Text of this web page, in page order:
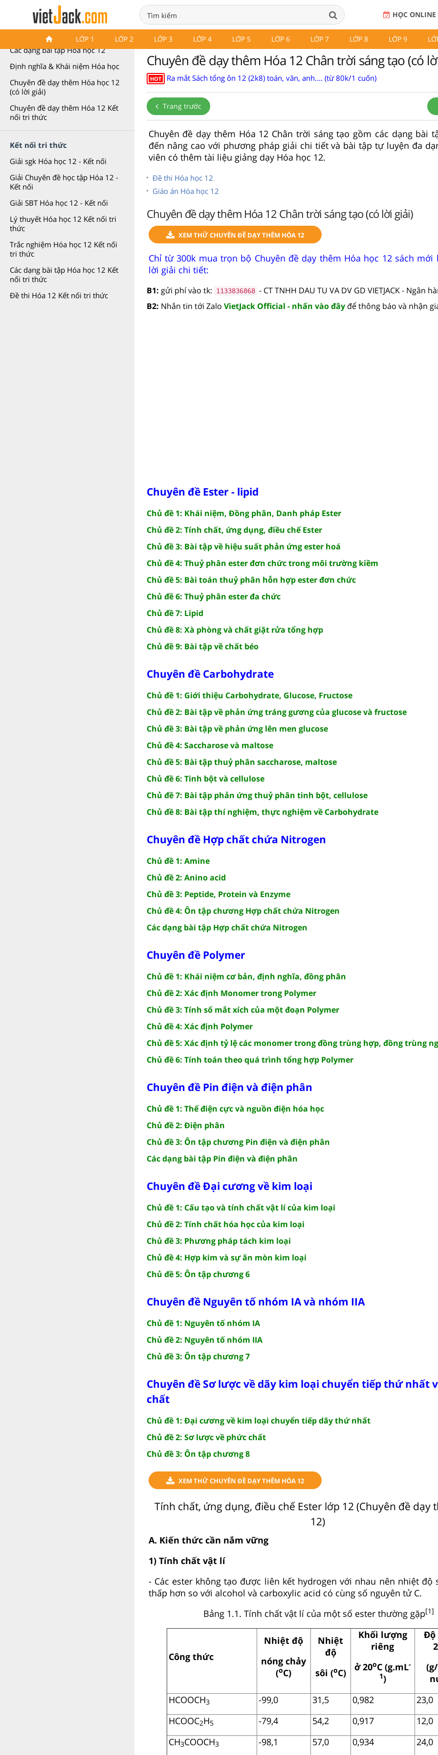
HỌC ONLINE
LỚP 1 LỚP 2 LỚP 3 LỚP 4 LỚP 5 LỚP 6 LỚP 7 LỚP 8 LỚP 9
Chuyên đề Hóa học 12
Các dạng bài tập Hóa học 12
Định nghĩa & Khái niệm Hóa học
Chuyên đề dạy thêm Hóa học 12
(có lời giải)
Chuyên đề dạy thêm Hóa 12 Kết
nối tri thức
Kết nối tri thức
Giải sgk Hóa học 12 - Kết nối
Giải Chuyên đề học tập Hóa 12 -
Kết nối
Giải SBT Hóa học 12 - Kết nối
Lý thuyết Hóa học 12 Kết nối tri
thức
Trắc nghiệm Hóa học 12 Kết nối
tri thức
Các dạng bài tập Hóa học 12 Kết
nối tri thức
Đề thi Hóa 12 Kết nối tri thức
Chuyên đề dạy thêm Hóa 12 Chân trời sáng tạo (có
HOT Ra mắt Sách tổng ôn 12 (2k8) toán, văn, anh.... (từ 80k/1 cuốn)
Trang trước
Chuyên đề dạy thêm Hóa 12 Chân trời sáng tạo gồm các dạng bài
đến nâng cao với phương pháp giải chi tiết và bài tập tự luyện đa
viên có thêm tài liệu giảng dạy Hóa học 12.
Đề thi Hóa học 12
Giáo án Hóa học 12
Chuyên đề dạy thêm Hóa 12 Chân trời sáng tạo (có lời giải)
XEM THỬ CHUYÊN ĐỀ DẠY THÊM HÓA 12
Chỉ từ 300k mua trọn bộ Chuyên đề dạy thêm Hóa học 12 sách mới
lời giải chi tiết:
B1: gửi phí vào tk: 1133836868 - CT TNHH DAU TU VA DV GD VIETJACK - Ngân
B2: Nhắn tin tới Zalo VietJack Official - nhấn vào đây để thông báo và nhận
Chuyên đề Ester - lipid
Chủ đề 1: Khái niệm, Đồng phân, Danh pháp Ester
Chủ đề 2: Tính chất, ứng dụng, điều chế Ester
Chủ đề 3: Bài tập về hiệu suất phản ứng ester hoá
Chủ đề 4: Thuỷ phân ester đơn chức trong môi trường kiềm
Chủ đề 5: Bài toán thuỷ phân hỗn hợp ester đơn chức
Chủ đề 6: Thuỷ phân ester đa chức
Chủ đề 7: Lipid
Chủ đề 8: Xà phòng và chất giặt rửa tổng hợp
Chủ đề 9: Bài tập về chất béo
Chuyên đề Carbohydrate
Chủ đề 1: Giới thiệu Carbohydrate, Glucose, Fructose
Chủ đề 2: Bài tập về phản ứng tráng gương của glucose và fructose
Chủ đề 3: Bài tập về phản ứng lên men glucose
Chủ đề 4: Saccharose và maltose
Chủ đề 5: Bài tập thuỷ phân saccharose, maltose
Chủ đề 6: Tinh bột và cellulose
Chủ đề 7: Bài tập phản ứng thuỷ phân tinh bột, cellulose
Chủ đề 8: Bài tập thí nghiệm, thực nghiệm về Carbohydrate
Chuyên đề Hợp chất chứa Nitrogen
Chủ đề 1: Amine
Chủ đề 2: Anino acid
Chủ đề 3: Peptide, Protein và Enzyme
Chủ đề 4: Ôn tập chương Hợp chất chứa Nitrogen
Các dạng bài tập Hợp chất chứa Nitrogen
Chuyên đề Polymer
Chủ đề 1: Khái niệm cơ bản, định nghĩa, đồng phân
Chủ đề 2: Xác định Monomer trong Polymer
Chủ đề 3: Tính số mắt xích của một đoạn Polymer
Chủ đề 4: Xác định Polymer
Chủ đề 5: Xác định tỷ lệ các monomer trong đồng trùng hợp, đồng trùng
Chủ đề 6: Tính toán theo quá trình tổng hợp Polymer
Chuyên đề Pin điện và điện phân
Chủ đề 1: Thế điện cực và nguồn điện hóa học
Chủ đề 2: Điện phân
Chủ đề 3: Ôn tập chương Pin điện và điện phân
Các dạng bài tập Pin điện và điện phân
Chuyên đề Đại cương về kim loại
Chủ đề 1: Cấu tạo và tính chất vật lí của kim loại
Chủ đề 2: Tính chất hóa học của kim loại
Chủ đề 3: Phương pháp tách kim loại
Chủ đề 4: Hợp kim và sự ăn mòn kim loại
Chủ đề 5: Ôn tập chương 6
Chuyên đề Nguyên tố nhóm IA và nhóm IIA
Chủ đề 1: Nguyên tố nhóm IA
Chủ đề 2: Nguyên tố nhóm IIA
Chủ đề 3: Ôn tập chương 7
Chuyên đề Sơ lược về dãy kim loại chuyển tiếp thứ nhất
chất
Chủ đề 1: Đại cương về kim loại chuyển tiếp dãy thứ nhất
Chủ đề 2: Sơ lược về phức chất
Chủ đề 3: Ôn tập chương 8
XEM THỬ CHUYÊN ĐỀ DẠY THÊM HÓA 12
Tính chất, ứng dụng, điều chế Ester lớp 12 (Chuyên đề dạy
12)
A. Kiến thức cần nắm vững
1) Tính chất vật lí
- Các ester không tạo được liên kết hydrogen với nhau nên nhiệt độ
thấp hơn so với alcohol và carboxylic acid có cùng số nguyên tử C.
Bảng 1.1. Tính chất vật lí của một số ester thường gặp[1]
Công thức
Nhiệt độ
nóng chảy
(oC)
Nhiệt
độ
sôi (oC)
Khối lượng
riêng
ở 20oC (g.mL-
1)
Độ
HCOOCH3 -99,0 31,5 0,982
23,0
HCOOC2H5 -79,4 54,2 0,917
12,0
CH3COOCH3 -98,1 57,0 0,934 24,0